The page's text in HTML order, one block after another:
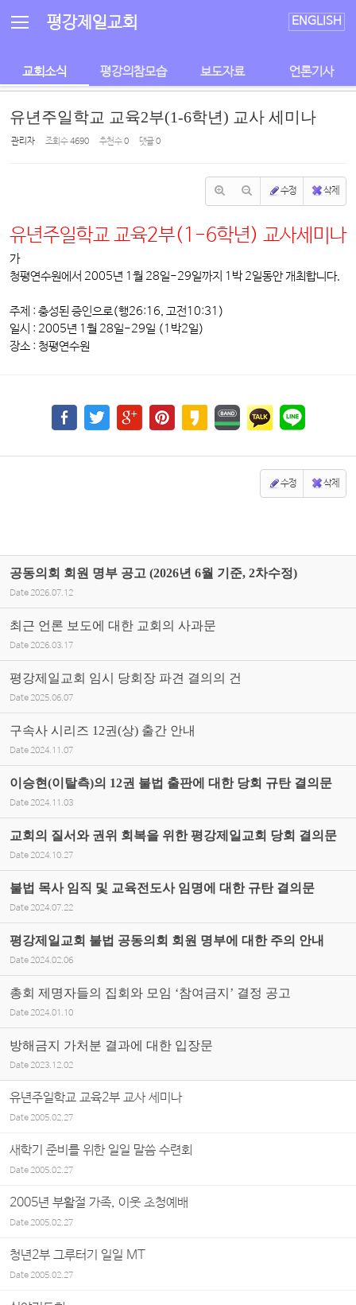
평강제일교회 ENGLISH
교회소식 평강의참모습 보도자료 언론기사
유년주일학교 교육2부(1-6학년) 교사 세미나
관리자 조회 수4690 추천 수0 댓글0
수정 삭제
유년주일학교 교육2부(1-6학년) 교사세미나
가
청평연수원에서 2005년 1월 28일-29일까지 1박 2일동안 개최합니다.
주제 : 충성된 증인으로(행26:16, 고전10:31)
일시 : 2005년 1월 28일-29일 (1박2일)
장소 : 청평연수원
수정 삭제
공동의회 회원 명부 공고 (2026년 6월 기준, 2차수정)
Date 2026.07.12
최근 언론 보도에 대한 교회의 사과문
Date 2026.03.17
평강제일교회 임시 당회장 파견 결의의 건
Date 2025.06.07
구속사 시리즈 12권(상) 출간 안내
Date 2024.11.07
이승현(이탈측)의 12권 불법 출판에 대한 당회 규탄 결의문
Date 2024.11.03
교회의 질서와 권위 회복을 위한 평강제일교회 당회 결의문
Date 2024.10.27
불법 목사 임직 및 교육전도사 임명에 대한 규탄 결의문
Date 2024.07.22
평강제일교회 불법 공동의회 회원 명부에 대한 주의 안내
Date 2024.02.06
총회 제명자들의 집회와 모임 ‘참여금지’ 결정 공고
Date 2024.01.10
방해금지 가처분 결과에 대한 입장문
Date 2023.12.02
유년주일학교 교육2부 교사 세미나
Date2005.02.27
새학기 준비를 위한 일일 말씀 수련회
Date2005.02.27
2005년 부활절 가족, 이웃 초청예배
Date2005.02.27
청년2부 그루터기 일일 MT
Date2005.02.27